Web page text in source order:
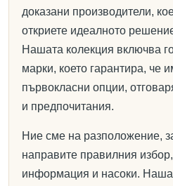
доказани производители,
откриете идеалното
Нашата колекция включва
марки, което гарантира, че
първокласни опции,
и предпочитания.
Ние сме на разположение,
направите правилния
информация и насоки.